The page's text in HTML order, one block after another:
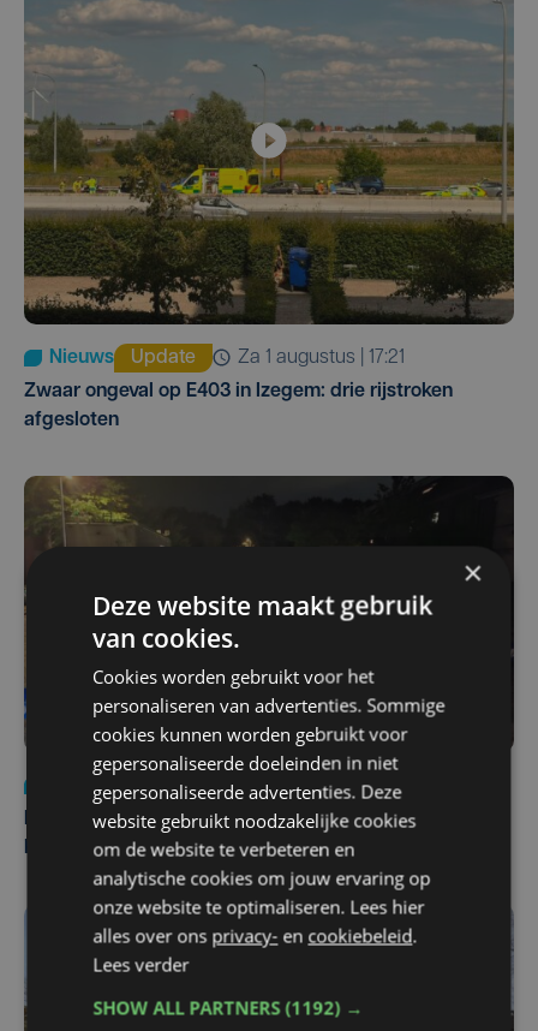
Nieuws Update
za 1 augustus | 17:21
Zwaar ongeval op E403 in Izegem: drie rijstroken
afgesloten
Nieuws
di 4 augustus | 09:32
Man en vrouw dood aangetroffen in woning in Sint-
Pieters Brugge
×
Deze website maakt gebruik
van cookies.
Cookies worden gebruikt voor het
personaliseren van advertenties. Sommige
cookies kunnen worden gebruikt voor
gepersonaliseerde doeleinden in niet
gepersonaliseerde advertenties. Deze
website gebruikt noodzakelijke cookies
om de website te verbeteren en
analytische cookies om jouw ervaring op
onze website te optimaliseren. Lees hier
alles over ons privacy- en cookiebeleid.
Lees verder
SHOW ALL PARTNERS(1192) →